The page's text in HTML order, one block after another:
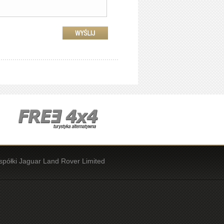
Jaguar Land Rover Limited